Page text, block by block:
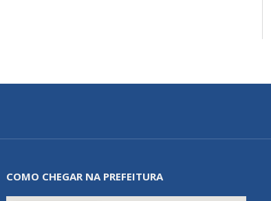
COMO CHEGAR NA PREFEITURA